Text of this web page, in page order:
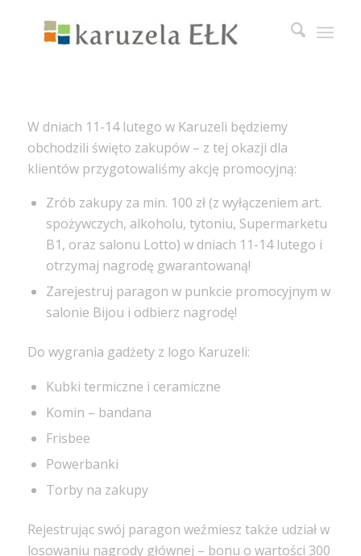
W dniach 11-14 lutego w Karuzeli będziemy
obchodzili święto zakupów – z tej okazji dla
klientów przygotowaliśmy akcję promocyjną:
Zrób zakupy za min. 100 zł (z wyłączeniem art.
spożywczych, alkoholu, tytoniu, Supermarketu
B1, oraz salonu Lotto) w dniach 11-14 lutego i
otrzymaj nagrodę gwarantowaną!
Zarejestruj paragon w punkcie promocyjnym w
salonie Bijou i odbierz nagrodę!
Do wygrania gadżety z logo Karuzeli:
Kubki termiczne i ceramiczne
Komin – bandana
Frisbee
Powerbanki
Torby na zakupy
Rejestrując swój paragon weźmiesz także udział w
losowaniu nagrody głównej – bonu o wartości 300